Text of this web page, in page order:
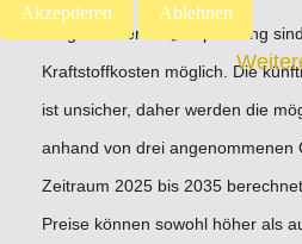
Aufgrund der CO₂-Bepreisung
Kraftstoffkosten möglich. Die
ist unsicher, daher werden die
anhand von drei angenommenen
Zeitraum 2025 bis 2035
Preise können sowohl höher als
Akzeptieren Ablehnen